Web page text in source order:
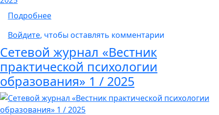
Подробнеео Сетевой журнал «Вестник
Войдите, чтобы оставлять комментарии
Сетевой журнал «Вестник
практической психологии
образования» 1 / 2025